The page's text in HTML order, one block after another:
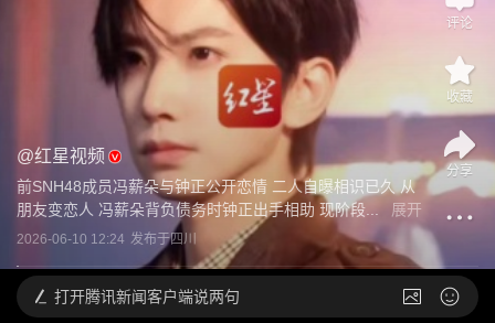
@红星视频
前SNH48成员冯薪朵与钟正公开恋情 二人自曝相识已久 从
朋友变恋人 冯薪朵背负债务时钟正出手相助 现阶段...
展开
2026-06-10 12:24 发布于四川
评论
收藏
分享
打开腾讯新闻客户端说两句